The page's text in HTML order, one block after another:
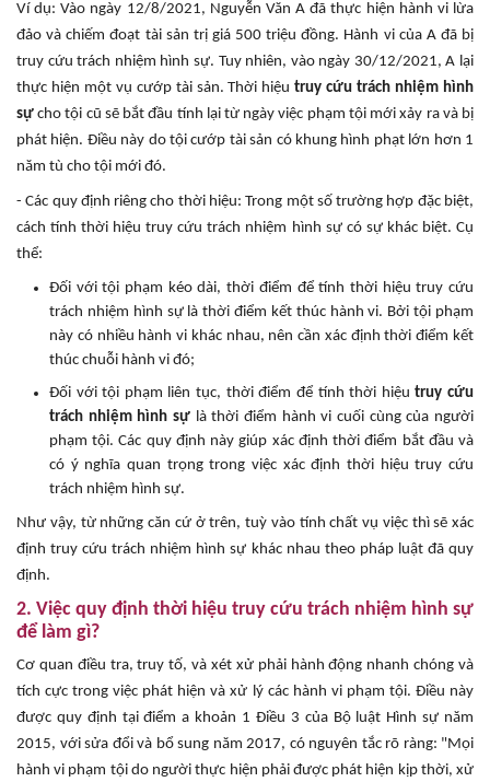
Ví dụ: Vào ngày 12/8/2021, Nguyễn Văn A đã thực hiện hành vi lừa
đảo và chiếm đoạt tài sản trị giá 500 triệu đồng. Hành vi của A đã bị
truy cứu trách nhiệm hình sự. Tuy nhiên, vào ngày 30/12/2021, A lại
thực hiện một vụ cướp tài sản. Thời hiệutruy cứu trách nhiệm hình
sự cho tội cũ sẽ bắt đầu tính lại từ ngày việc phạm tội mới xảy ra và bị
phát hiện. Điều này do tội cướp tài sản có khung hình phạt lớn hơn 1
năm tù cho tội mới đó.
- Các quy định riêng cho thời hiệu: Trong một số trường hợp đặc biệt,
cách tính thời hiệu truy cứu trách nhiệm hình sự có sự khác biệt. Cụ
thể:
Đối với tội phạm kéo dài, thời điểm để tính thời hiệu truy cứu
trách nhiệm hình sự là thời điểm kết thúc hành vi. Bởi tội phạm
này có nhiều hành vi khác nhau, nên cần xác định thời điểm kết
thúc chuỗi hành vi đó;
Đối với tội phạm liên tục, thời điểm để tính thời hiệutruy cứu
trách nhiệm hình sự là thời điểm hành vi cuối cùng của người
phạm tội. Các quy định này giúp xác định thời điểm bắt đầu và
có ý nghĩa quan trọng trong việc xác định thời hiệu truy cứu
trách nhiệm hình sự.
Như vậy, từ những căn cứ ở trên, tuỳ vào tính chất vụ việc thì sẽ xác
định truy cứu trách nhiệm hình sự khác nhau theo pháp luật đã quy
định.
2. Việc quy định thời hiệu truy cứu trách nhiệm hình sự
để làm gì?
Cơ quan điều tra, truy tố, và xét xử phải hành động nhanh chóng và
tích cực trong việc phát hiện và xử lý các hành vi phạm tội. Điều này
được quy định tại điểm a khoản 1 Điều 3 của Bộ luật Hình sự năm
2015, với sửa đổi và bổ sung năm 2017, có nguyên tắc rõ ràng: "Mọi
hành vi phạm tội do người thực hiện phải được phát hiện kịp thời, xử